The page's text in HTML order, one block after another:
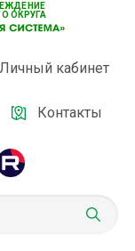
ОКРУГА
Личный кабинет
Контакты